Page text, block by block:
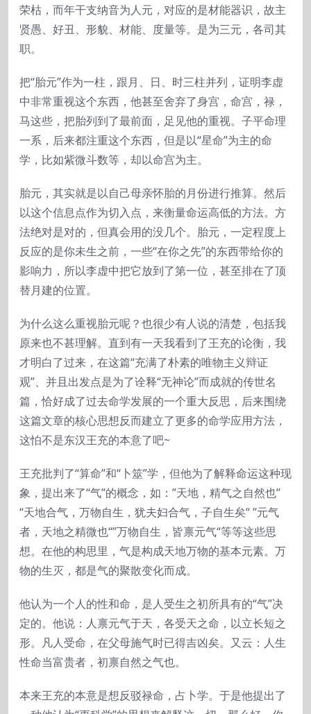
荣枯，而年干支纳音为人元，对应的是材能器识，故主
贤愚、好丑、形貌、材能、度量等。是为三元，各司其
职。
把“胎元”作为一柱，跟月、日、时三柱并列，证明李虚
中非常重视这个东西，他甚至舍弃了身宫，命宫，禄，
马这些，把胎列到了最前面，足见他的重视。子平命理
一系，后来都注重这个东西，但是以“星命”为主的命
学，比如紫微斗数等，却以命宫为主。
胎元，其实就是以自己母亲怀胎的月份进行推算。然后
以这个信息点作为切入点，来衡量命运高低的方法。方
法绝对是对的，但真会用的没几个。胎元，一定程度上
反应的是你未生之前，一些“在你之先”的东西带给你的
影响力，所以李虚中把它放到了第一位，甚至排在了顶
替月建的位置。
为什么这么重视胎元呢？也很少有人说的清楚，包括我
原来也不甚理解。直到有一天我看到了王充的论衡，我
才明白了过来，在这篇“充满了朴素的唯物主义辩证
观”、并且出发点是为了诠释“无神论”而成就的传世名
篇，恰好成了过去命学发展的一个重大反思，后来围绕
这篇文章的核心思想反而建立了更多的命学应用方法，
这怕不是东汉王充的本意了吧~
王充批判了“算命”和“卜筮”学，但他为了解释命运这种现
象，提出来了“气”的概念，如：”天地，精气之自然也”
“天地合气，万物自生，犹夫妇合气，子自生矣“ ”元气
者，天地之精微也“”万物自生，皆禀元气“等等这些思
想。在他的构思里，气是构成天地万物的基本元素。万
物的生灭，都是气的聚散变化而成。
他认为一个人的性和命，是人受生之初所具有的“气”决
定的。他说：人禀元气于天，各受天之命，以立长短之
形。凡人受命，在父母施气时已得吉凶矣。又云：人生
性命当富贵者，初禀自然之气也。
本来王充的本意是想反驳禄命，占卜学。于是他提出了